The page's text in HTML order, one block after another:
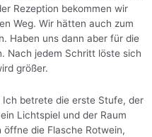
Rezeption bekommen wir
Weg. Wir hätten auch zum
Haben uns dann aber für die
Nach jedem Schritt löste sich
größer.
Ich betrete die erste Stufe, der
Lichtspiel und der Raum
öffne die Flasche Rotwein,